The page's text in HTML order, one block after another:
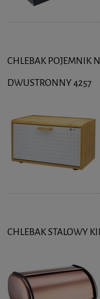
CHLEBAK POJEMNIK
DWUSTRONNY 4257
CHLEBAK STALOWY